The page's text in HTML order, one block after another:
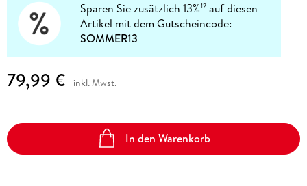
Sparen Sie zusätzlich 13%12 auf diesen
Artikel mit dem Gutscheincode:
SOMMER13
79,99 € inkl. Mwst.
In den Warenkorb